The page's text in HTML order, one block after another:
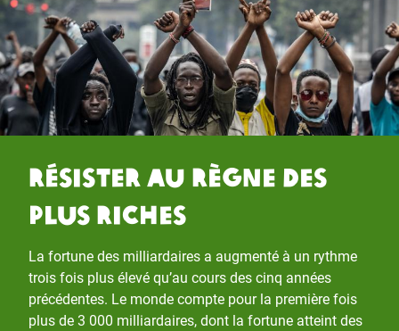
Résister au Règne des
Plus Riches
La fortune des milliardaires a augmenté à un rythme
trois fois plus élevé qu’au cours des cinq années
précédentes. Le monde compte pour la première fois
plus de 3 000 milliardaires, dont la fortune atteint des